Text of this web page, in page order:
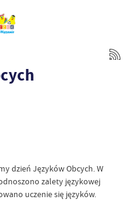
dzień Języków Obcych. W
zalety językowej
uczenie się języków.